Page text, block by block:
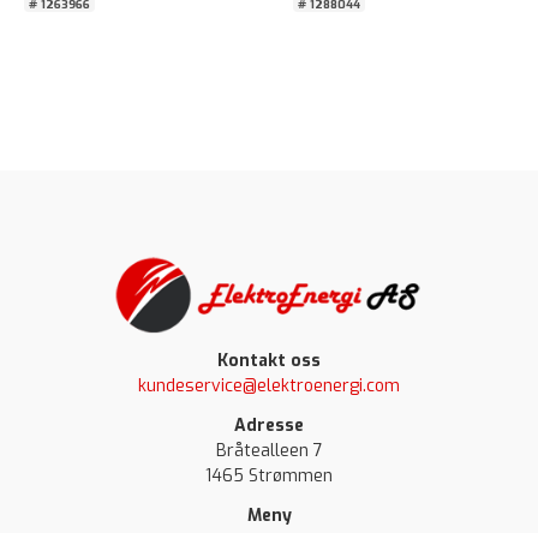
# 1263966 # 1288044
Kontakt oss
kundeservice@elektroenergi.com
Adresse
Bråtealleen 7
1465 Strømmen
Meny